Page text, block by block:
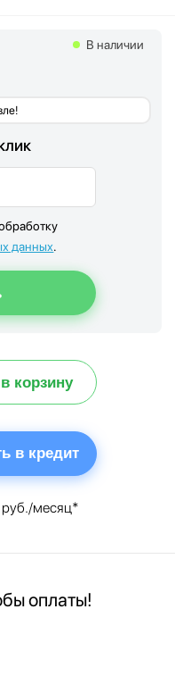
В наличии
данных.
корзину
в кредит
руб./месяц*
оплаты!